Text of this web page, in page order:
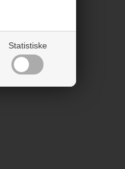
Statistiske